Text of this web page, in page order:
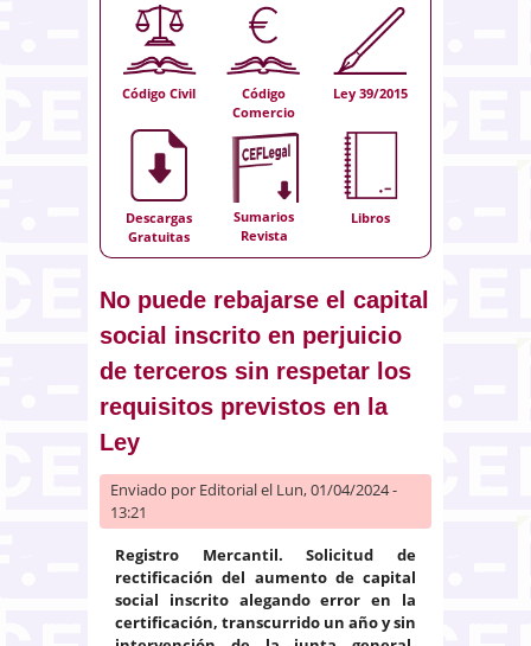
Código Civil
Código
Comercio
Ley 39/2015
Descargas
Gratuitas
Sumarios
Revista
Libros
No puede rebajarse el capital
social inscrito en perjuicio
de terceros sin respetar los
requisitos previstos en la
Ley
Enviado por Editorialel Lun, 01/04/2024 -
13:21
Registro Mercantil. Solicitud de
rectificación del aumento de capital
social inscrito alegando error en la
certificación, transcurrido un año y sin